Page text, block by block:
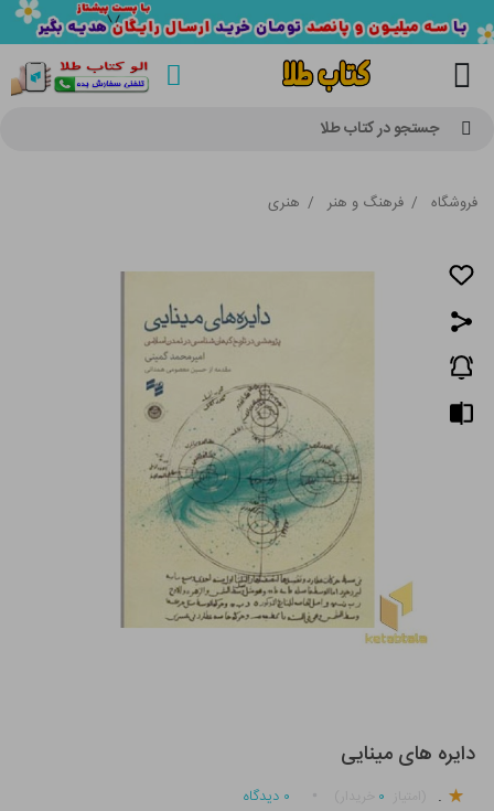
جستجو در کتاب طلا
فروشگاه / فرهنگ و هنر / هنری
دایره های مینایی
. ۰ ۰ دیدگاه